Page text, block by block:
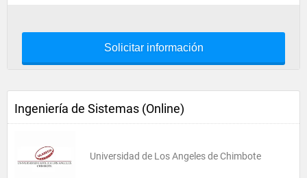
Solicitar información
Ingeniería de Sistemas (Online)
Universidad de Los Angeles de Chimbote